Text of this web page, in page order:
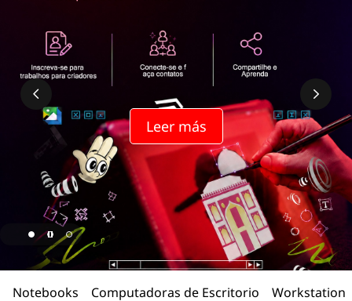
Leer más
Notebooks Computadoras de Escritorio Workstations